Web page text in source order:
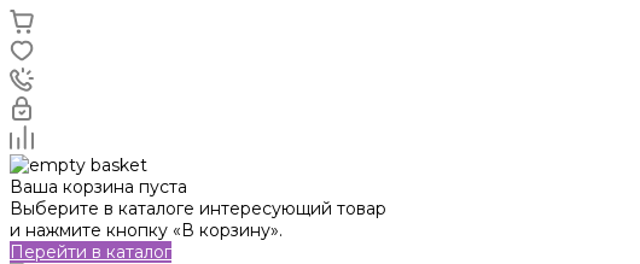
Ваша корзина пуста
Выберите в каталоге интересующий товар
и нажмите кнопку «В корзину».
Перейти в каталог